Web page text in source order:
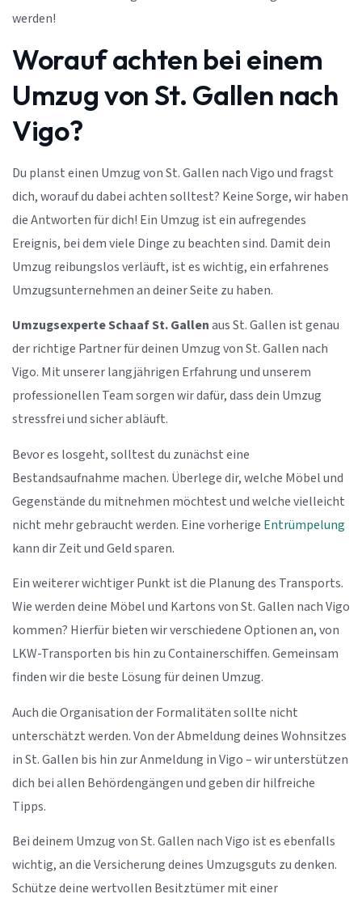
werden!
Worauf achten bei einem
Umzug von St. Gallen nach
Vigo?
Du planst einen Umzug von St. Gallen nach Vigo und fragst
dich, worauf du dabei achten solltest? Keine Sorge, wir haben
die Antworten für dich! Ein Umzug ist ein aufregendes
Ereignis, bei dem viele Dinge zu beachten sind. Damit dein
Umzug reibungslos verläuft, ist es wichtig, ein erfahrenes
Umzugsunternehmen an deiner Seite zu haben.
Umzugsexperte Schaaf St. Gallenaus St. Gallen ist genau
der richtige Partner für deinen Umzug von St. Gallen nach
Vigo. Mit unserer langjährigen Erfahrung und unserem
professionellen Team sorgen wir dafür, dass dein Umzug
stressfrei und sicher abläuft.
Bevor es losgeht, solltest du zunächst eine
Bestandsaufnahme machen. Überlege dir, welche Möbel und
Gegenstände du mitnehmen möchtest und welche vielleicht
nicht mehr gebraucht werden. Eine vorherige Entrümpelung
kann dir Zeit und Geld sparen.
Ein weiterer wichtiger Punkt ist die Planung des Transports.
Wie werden deine Möbel und Kartons von St. Gallen nach Vigo
kommen? Hierfür bieten wir verschiedene Optionen an, von
LKW-Transporten bis hin zu Containerschiffen. Gemeinsam
finden wir die beste Lösung für deinen Umzug.
Auch die Organisation der Formalitäten sollte nicht
unterschätzt werden. Von der Abmeldung deines Wohnsitzes
in St. Gallen bis hin zur Anmeldung in Vigo – wir unterstützen
dich bei allen Behördengängen und geben dir hilfreiche
Tipps.
Bei deinem Umzug von St. Gallen nach Vigo ist es ebenfalls
wichtig, an die Versicherung deines Umzugsguts zu denken.
Schütze deine wertvollen Besitztümer mit einer